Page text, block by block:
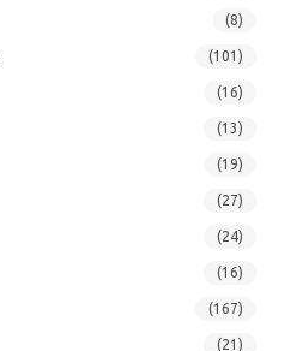
(8)
(101)
(16)
(13)
(19)
(27)
(24)
(16)
(167)
(21)